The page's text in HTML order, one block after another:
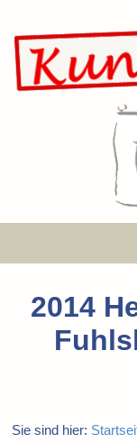
2014
Sie sind hier: